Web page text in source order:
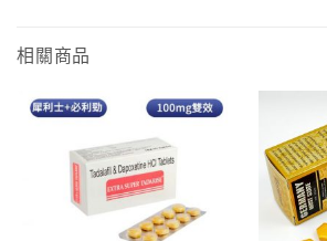
相關商品